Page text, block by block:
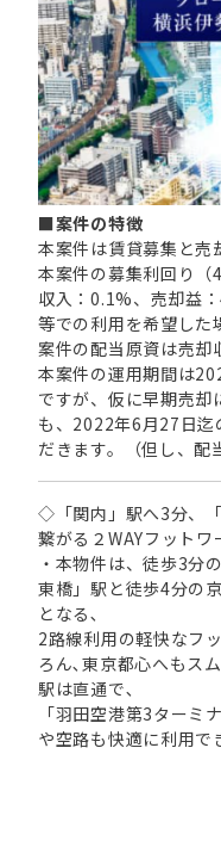
■案件の特徴
本案件は賃貸募集と売
本案件の募集利回り（
収入：0.1%、売却益
等での利用を希望した
案件の配当原資は売却
本案件の運用期間は
ですが、仮に早期売却
も、2022年6月27日迄
だきます。（但し、配
◇「関内」駅へ3分、
繋がる２WAYフットワ
・本物件は、徒歩3分
東橋」駅と徒歩4分の
となる､
2路線利用の軽快なフ
ろん､東京都心へもス
駅は直通で､
「羽田空港第3ターミ
や空路も快適に利用で